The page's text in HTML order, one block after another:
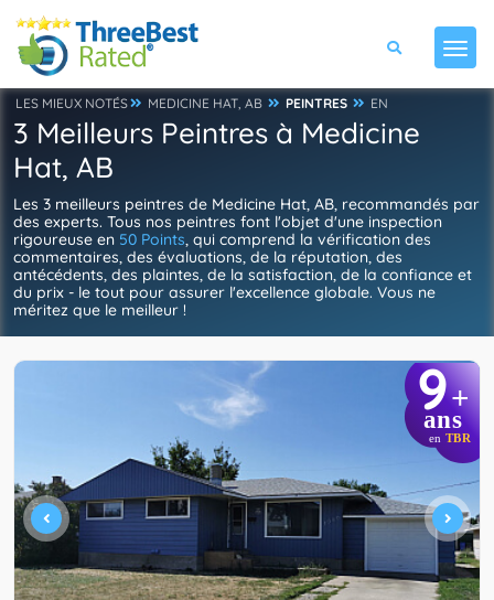
LES MIEUX NOTÉS MEDICINE HAT, AB PEINTRES EN
3 Meilleurs Peintres à Medicine
Hat, AB
Les 3 meilleurs peintres de Medicine Hat, AB, recommandés par
des experts. Tous nos peintres font l'objet d'une inspection
rigoureuse en 50 Points, qui comprend la vérification des
commentaires, des évaluations, de la réputation, des
antécédents, des plaintes, de la satisfaction, de la confiance et
du prix - le tout pour assurer l'excellence globale. Vous ne
méritez que le meilleur !
9+
ans
en TBR